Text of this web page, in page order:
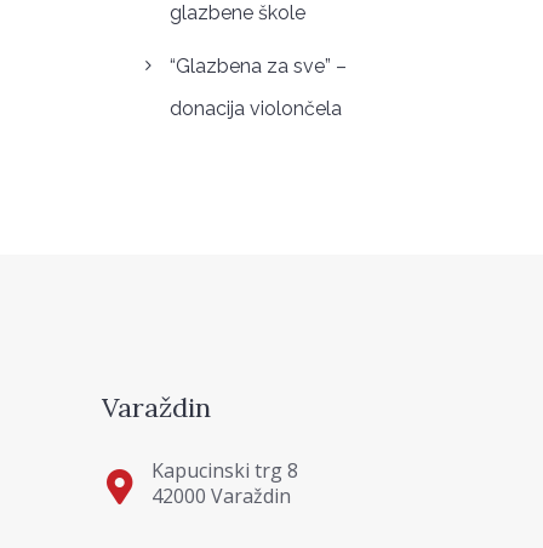
glazbene škole
“Glazbena za sve” –
donacija violončela
Varaždin
Kapucinski trg 8
42000 Varaždin